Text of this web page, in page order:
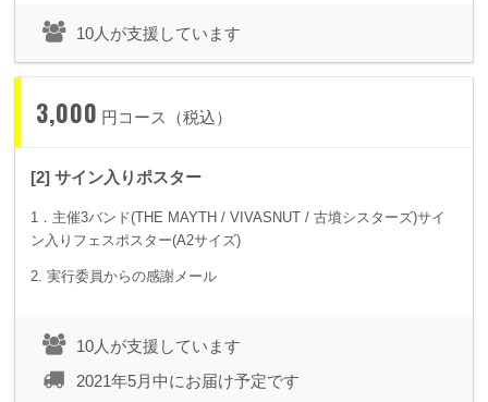
10人が支援しています
3,000 円コース（税込）
[2] サイン入りポスター
1．主催3バンド(THE MAYTH / VIVASNUT / 古墳シスターズ)サイ
ン入りフェスポスター(A2サイズ)
2. 実行委員からの感謝メール
10人が支援しています
2021年5月中にお届け予定です